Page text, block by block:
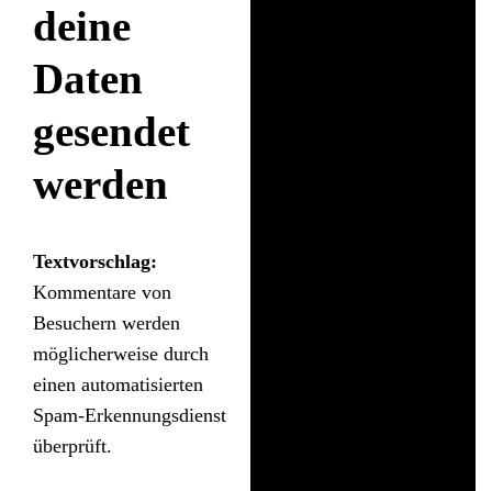
deine
Daten
gesendet
werden
Textvorschlag:
Kommentare von
Besuchern werden
möglicherweise durch
einen automatisierten
Spam-Erkennungsdienst
überprüft.